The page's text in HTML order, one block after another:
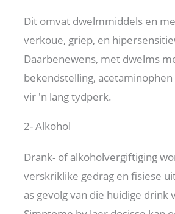
Dit omvat dwelmmiddels en
verkoue, griep, en
Daarbenewens, met dwelms
bekendstelling, acetaminophen
vir 'n lang tydperk.
2- Alkohol
Drank- of alkoholvergiftiging
verskriklike gedrag en fisiese
as gevolg van die huidige drink